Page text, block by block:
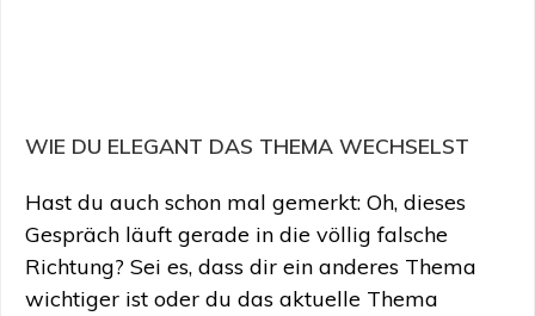
WIE DU ELEGANT DAS THEMA WECHSELST
Hast du auch schon mal gemerkt: Oh, dieses
Gespräch läuft gerade in die völlig falsche
Richtung? Sei es, dass dir ein anderes Thema
wichtiger ist oder du das aktuelle Thema